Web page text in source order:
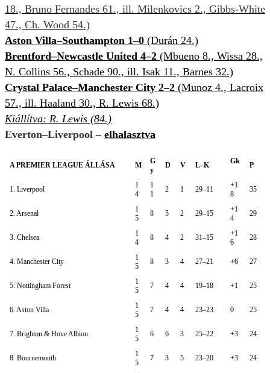
18., Bruno Fernandes 61., ill. Milenkovics 2., Gibbs-White
47., Ch. Wood 54.)
Aston Villa–Southampton 1–0 (Durán 24.)
Brentford–Newcastle United 4–2 (Mbueno 8., Wissa 28.,
N. Collins 56., Schade 90., ill. Isak 11., Barnes 32.)
Crystal Palace–Manchester City 2–2 (Munoz 4., Lacroix
57., ill. Haaland 30., R. Lewis 68.)
Kiállítva: R. Lewis (84.)
Everton–Liverpool – elhalasztva
A PREMIER LEAGUE ÁLLÁSA M
G
y
D V L–K Gk P
1. Liverpool
1
4
1
1
2 1 29–11
+1
8
35
2. Arsenal
1
5
8 5 2 29–15
+1
4
29
3. Chelsea
1
4
8 4 2 31–15
+1
6
28
4. Manchester City
1
5
8 3 4 27–21 +6 27
5. Nottingham Forest
1
5
7 4 4 19–18 +1 25
6. Aston Villa
1
5
7 4 4 23–23 0 25
7. Brighton & Hove Albion
1
5
6 6 3 25–22 +3 24
8. Bournemouth
1
5
7 3 5 23–20 +3 24